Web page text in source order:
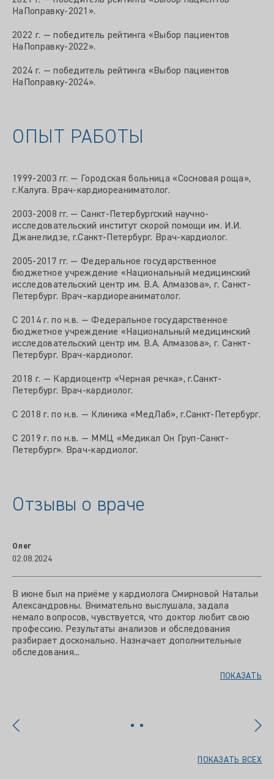
НаПоправку-2021».
2022 г. — победитель рейтинга «Выбор пациентов
НаПоправку-2022».
2024 г. — победитель рейтинга «Выбор пациентов
НаПоправку-2024».
ОПЫТ РАБОТЫ
1999-2003 гг. — Городская больница «Сосновая роща»,
г.Калуга. Врач-кардиореаниматолог.
2003-2008 гг. — Санкт-Петербургский научно-
исследовательский институт скорой помощи им. И.И.
Джанелидзе, г.Санкт-Петербург. Врач-кардиолог.
2005-2017 гг. — Федеральное государственное
бюджетное учреждение «Национальный медицинский
исследовательский центр им. В.А. Алмазова», г. Санкт-
Петербург. Врач–кардиореаниматолог.
С 2014 г. по н.в. — Федеральное государственное
бюджетное учреждение «Национальный медицинский
исследовательский центр им. В.А. Алмазова», г. Санкт-
Петербург. Врач-кардиолог.
2018 г. — Кардиоцентр «Черная речка», г.Санкт-
Петербург. Врач-кардиолог.
С 2018 г. по н.в. — Клиника «МедЛаб», г.Санкт-Петербург.
С 2019 г. по н.в. — ММЦ «Медикал Он Груп-Санкт-
Петербург». Врач-кардиолог.
Отзывы о враче
Олег
02.08.2024
В июне был на приёме у кардиолога Смирновой Натальи
Александровны. Внимательно выслушала, задала
немало вопросов, чувствуется, что доктор любит свою
профессию. Результаты анализов и обследования
разбирает досконально. Назначает дополнительные
обследования...
ПОКАЗАТЬ
ПОКАЗАТЬ ВСЕХ